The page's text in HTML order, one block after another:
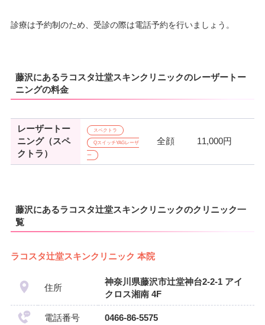
診療は予約制のため、受診の際は電話予約を行いましょう。
藤沢にあるラコスタ辻堂スキンクリニックのレーザートー
ニングの料金
レーザートー
ニング（スペ
クトラ）
スペクトラ
QスイッチYAGレーザ
ー
全顔 11,000円
藤沢にあるラコスタ辻堂スキンクリニックのクリニック一
覧
ラコスタ辻堂スキンクリニック 本院
住所
神奈川県藤沢市辻堂神台2-2-1 アイ
クロス湘南 4F
電話番号 0466-86-5575